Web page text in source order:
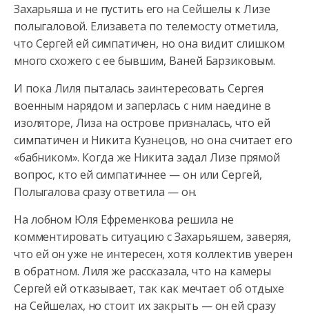
Захарьяша и не пустить его на Сейшелы к Лизе
полыгаловой. Елизавета по телемосту отметила,
что Сергей ей симпатичен, но она видит слишком
много схожего с ее бывшим, Ваней Барзиковым.
И пока Лиля пыталась заинтересовать Сергея
военным нарядом и заперлась с ним наедине в
изоляторе, Лиза на острове призналась, что ей
симпатичен и Никита Кузнецов, но она считает его
«бабником». Когда же Никита задал Лизе прямой
вопрос, кто ей симпатичнее — он или Сергей,
Полыгалова сразу ответила — он.
На лобном Юля Ефременкова решила не
комментировать ситуацию с Захарьяшем, заверяя,
что ей он уже не интересен, хотя коллектив уверен
в обратном. Лиля же рассказала, что на камеры
Сергей ей отказывает, так как мечтает об отдыхе
на Сейшелах, но стоит их закрыть — он ей сразу